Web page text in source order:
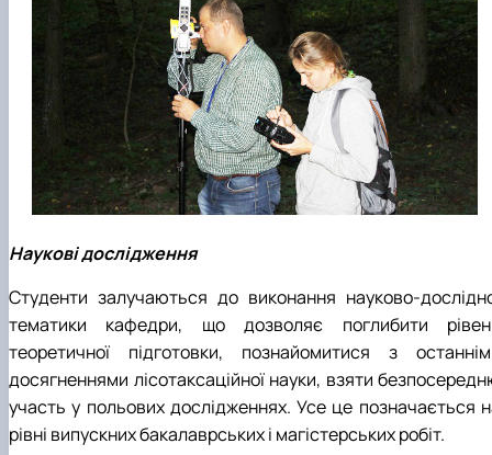
Наукові дослідження
Студенти залучаються до виконання науково-
тематики кафедри, що дозволяє поглибити
теоретичної підготовки, познайомитися з
досягненнями лісотаксаційної науки, взяти
участь у польових дослідженнях. Усе це позначається
рівні випускних бакалаврських і магістерських робіт.